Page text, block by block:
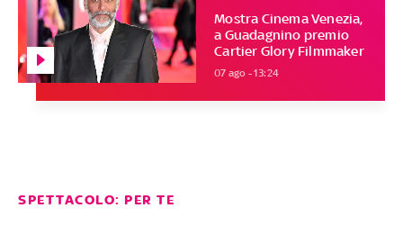
Mostra Cinema Venezia,
a Guadagnino premio
Cartier Glory Filmmaker
07 ago - 13:24
SPETTACOLO: PER TE